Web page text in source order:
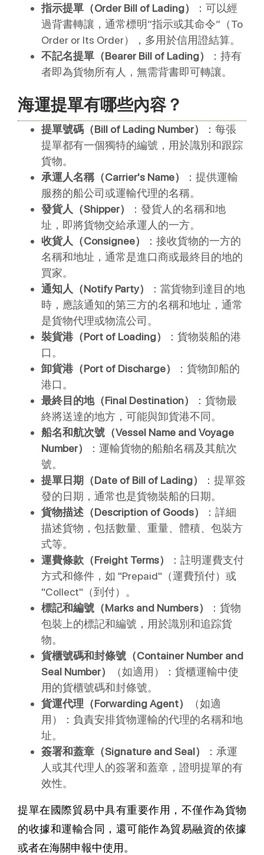
指示提單（Order Bill of Lading）
：可以經
過背書轉讓，通常標明“指示或其命令”（To
Order or Its Order），多用於信用證結算。
不記名提單（Bearer Bill of Lading）
：持有
者即為貨物所有人，無需背書即可轉讓。
海運提單有哪些內容？
提單號碼（Bill of Lading Number）
：每張
提單都有一個獨特的編號，用於識別和跟踪
貨物。
承運人名稱（Carrier's Name）
：提供運輸
服務的船公司或運輸代理的名稱。
發貨人（Shipper）
：發貨人的名稱和地
址，即將貨物交給承運人的一方。
收貨人（Consignee）
：接收貨物的一方的
名稱和地址，通常是進口商或最終目的地的
買家。
通知人（Notify Party）
：當貨物到達目的地
時，應該通知的第三方的名稱和地址，通常
是貨物代理或物流公司。
裝貨港（Port of Loading）
：貨物裝船的港
口。
卸貨港（Port of Discharge）
：貨物卸船的
港口。
最終目的地（Final Destination）
：貨物最
終將送達的地方，可能與卸貨港不同。
船名和航次號（Vessel Name and Voyage
Number）
：運輸貨物的船舶名稱及其航次
號。
提單日期（Date of Bill of Lading）
：提單簽
發的日期，通常也是貨物裝船的日期。
貨物描述（Description of Goods）
：詳細
描述貨物，包括數量、重量、體積、包裝方
式等。
運費條款（Freight Terms）
：註明運費支付
方式和條件，如 "Prepaid"（運費預付）或
"Collect"（到付）。
標記和編號（Marks and Numbers）
：貨物
包裝上的標記和編號，用於識別和追踪貨
物。
貨櫃號碼和封條號（Container Number and
Seal Number）
（如適用）：貨櫃運輸中使
用的貨櫃號碼和封條號。
貨運代理（Forwarding Agent）
（如適
用）：負責安排貨物運輸的代理的名稱和地
址。
簽署和蓋章（Signature and Seal）
：承運
人或其代理人的簽署和蓋章，證明提單的有
效性。
提單在國際貿易中具有重要作用，不僅作為貨物
的收據和運輸合同，還可能作為貿易融資的依據
或者在海關申報中使用。